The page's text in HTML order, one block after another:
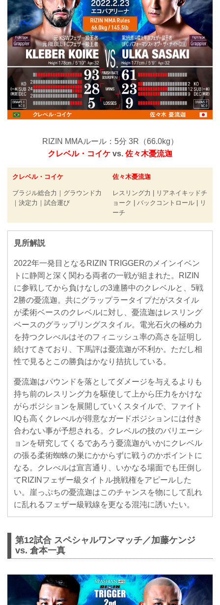
RIZIN MMAルール：5分 3R（66.0kg）
クレベル・コイケ vs. 佐々木憂流迦
クレベル・コイケ
ブラジル総合力｜グラウンド力
｜決定力｜試合運び
佐々木憂流迦
レスリング力 | リアネイキッドチ
ョーク | バックコントロール | リ
ーチ
見所解説
2022年一発目となるRIZIN TRIGGERのメインイベン
トに静岡と深く関わる両者の一戦が組まれた。RIZIN
に参戦してから負けなしの3連勝中のクレベルと、5戦
2勝の憂流迦。共にグラップラータイプだがスタイル
が柔術ベースのクレベルに対し、憂流迦はレスリング
ベースのグラップリングスタイル。電光石火の極め力
を持つクレべルはそのフィニッシュ率の高さを証明し
続けてきており、下馬評は憂流迦が不利か。ただし相
性で見るとこの勝負はかなり拮抗している。
憂流迦はパウンドを落としてダメージを与えるよりも
持ち前のレスリング力を駆使して上から圧力をかけな
がらポジションを展開していくスタイルで、ファイト
IQも高くクレべルが得意なガードポジションには付き
合わない事が予想される。クレベルの技のバリエーシ
ョンを研究してくるであろう憂流迦がいかにクレベル
の張る柔術蜘蛛の巣にかからずに戦うのかポイントに
なる。クレべルは宣言通り、いかなる場面でも圧倒し
てRIZINフェザー級タイトル挑戦権をアピールした
い。崖っぷちの憂流迦はこのチャンスを物にして乱れ
に乱れるフェザー級戦線を更なる混沌に誘いたい。
第12試合 スペシャルワンマッチ／加藤ケンジ
vs. 倉本一真